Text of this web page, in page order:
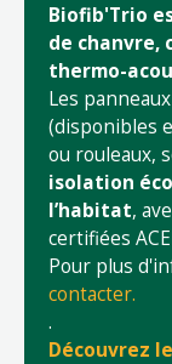
Biofib'Trio
de
thermo-
Les
(disponibles
ou rouleaux,
isolation
l’habitat,
certifiées
Pour plus
contacter.
.
Découvrez